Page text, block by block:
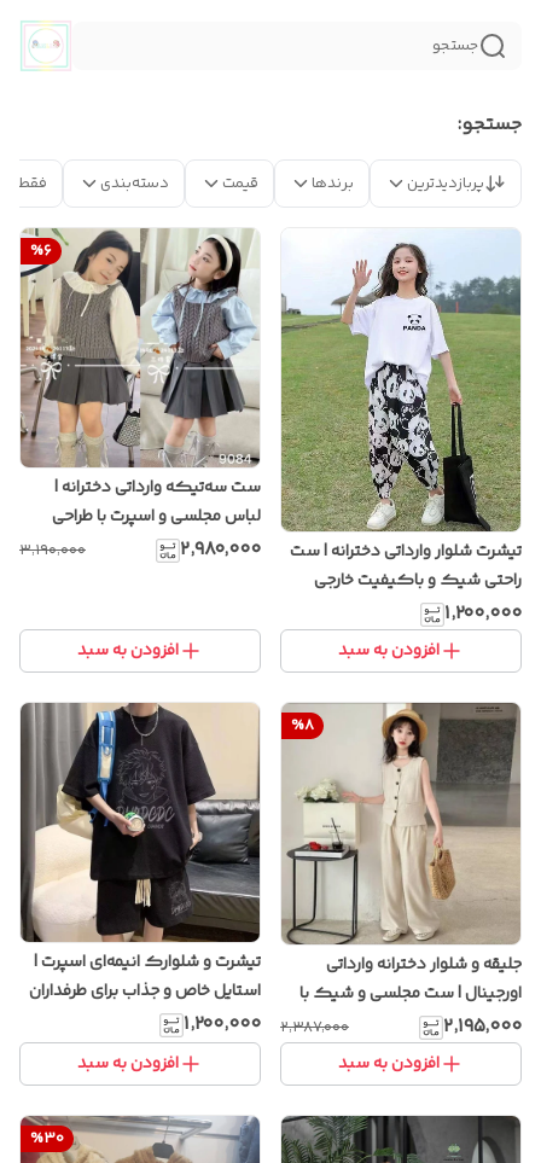
جستجو
جستجو:
پربازدیدترین برندها قیمت دسته‌بندی فقط
تیشرت شلوار وارداتی دخترانه | ست
راحتی شیک و باکیفیت خارجی
۱٬۲۰۰٬۰۰۰
افزودن به سبد
%6
ست سه‌تیکه وارداتی دخترانه |
لباس مجلسی و اسپرت با طراحی
خاص و پارچه باکیفیت
۲٬۹۸۰٬۰۰۰ ۳٬۱۹۰٬۰۰۰
افزودن به سبد
%8
جلیقه و شلوار دخترانه وارداتی
اورجینال | ست مجلسی و شیک با
پارچه باکیفیت و طراحی خاص
۲٬۱۹۵٬۰۰۰ ۲٬۳۸۷٬۰۰۰
افزودن به سبد
تیشرت و شلوارک انیمه‌ای اسپرت |
استایل خاص و جذاب برای طرفداران
انیمه
۱٬۲۰۰٬۰۰۰
افزودن به سبد
%30